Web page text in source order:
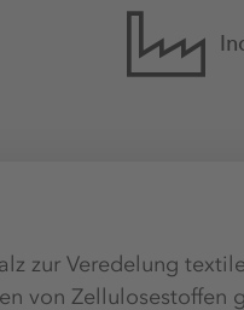
zur Veredelung
von Zellulosestoffen